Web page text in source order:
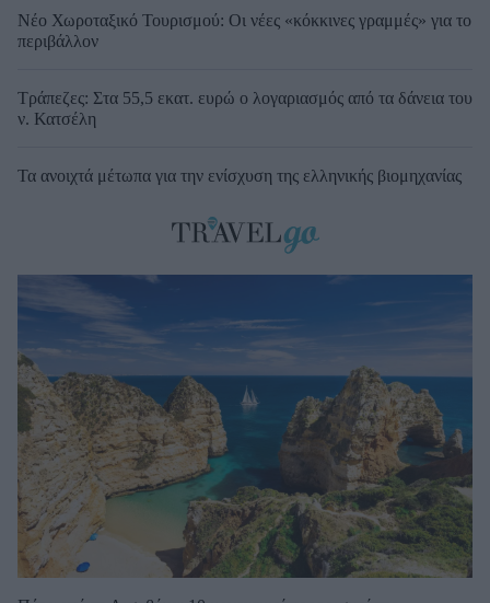
Νέο Χωροταξικό Τουρισμού: Οι νέες «κόκκινες γραμμές» για το
περιβάλλον
Τράπεζες: Στα 55,5 εκατ. ευρώ ο λογαριασμός από τα δάνεια του
ν. Κατσέλη
Τα ανοιχτά μέτωπα για την ενίσχυση της ελληνικής βιομηχανίας